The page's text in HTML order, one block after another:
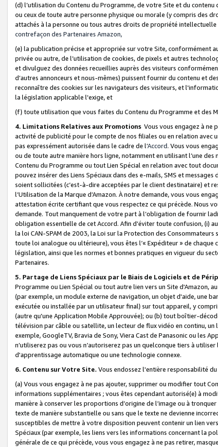
(d) l’utilisation du Contenu du Programme, de votre Site et du
ou ceux de toute autre personne physique ou morale (y compris des
attachés à la personne ou tous autres droits de propriété
contrefaçon des Partenaires Amazon,
(e) la publication précise et appropriée sur votre Site, conformément
privée ou autre, de l’utilisation de cookies, de pixels et autres
et divulguez des données recueillies auprès des visiteurs
d’autres annonceurs et nous-mêmes) puissent fournir du contenu et
reconnaître des cookies sur les navigateurs des visiteurs, et
la législation applicable l'exige, et
(f) toute utilisation que vous faites du Contenu du Programme et des
4. Limitations Relatives aux Promotions Vous vous engagez à ne
activité de publicité pour le compte de nos filiales ou en relation avec
pas expressément autorisée dans le cadre de l’Accord. Vous vous
ou de toute autre manière hors ligne, notamment en utilisant l’une
Contenu du Programme ou tout Lien Spécial en relation avec tout
pouvez insérer des Liens Spéciaux dans des e-mails, SMS et
soient sollicitées (c’est-à-dire acceptées par le client destinataire) et
l’Utilisation de la Marque d’Amazon. À notre demande, vous vous
attestation écrite certifiant que vous respectez ce qui précède. Nous
demande. Tout manquement de votre part à l’obligation de fournir
obligation essentielle de cet Accord. Afin d’éviter toute confusion, (i)
la loi CAN-SPAM de 2003, la Loi sur la Protection des
toute loi analogue ou ultérieure), vous êtes l’« Expéditeur » de
législation, ainsi que les normes et bonnes pratiques en vigueur du
Partenaires.
5. Partage de Liens Spéciaux par le Biais de Logiciels et de
Programme ou Lien Spécial ou tout autre lien vers un Site d'Amazon,
(par exemple, un module externe de navigation, un objet d'aide, une
exécutée ou installée par un utilisateur final) sur tout appareil, y
(autre qu'une Application Mobile Approuvée); ou (b) tout boîtier-
télévision par câble ou satellite, un lecteur de flux vidéo en continu,
exemple, GoogleTV, Bravia de Sony, Viera Cast de Panasonic ou les
n’utiliserez pas ou vous n’autoriserez pas un quelconque tiers à
d'apprentissage automatique ou une technologie connexe.
6. Contenu sur Votre Site. Vous endossez l'entière responsabilité
(a) Vous vous engagez à ne pas ajouter, supprimer ou modifier tout
informations supplémentaires ; vous êtes cependant autorisé(e) à
manière à conserver les proportions d’origine de l’image ou à
texte de manière substantielle ou sans que le texte ne devienne
susceptibles de mettre à votre disposition peuvent contenir un lien
Spéciaux (par exemple, les liens vers les informations concernant la
générale de ce qui précède, vous vous engagez à ne pas retirer,